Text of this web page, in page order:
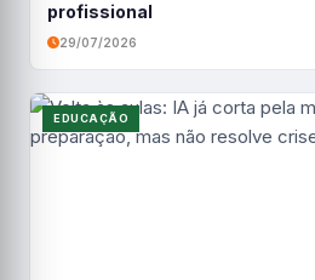
profissional
29/07/2026
EDUCAÇÃO